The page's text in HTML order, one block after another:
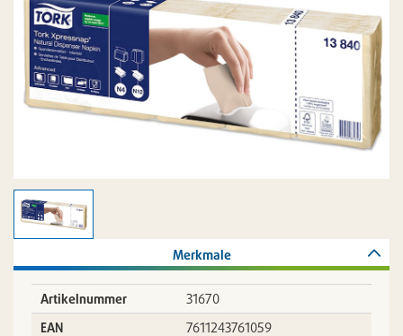
Merkmale
Artikelnummer
31670
EAN
7611243761059